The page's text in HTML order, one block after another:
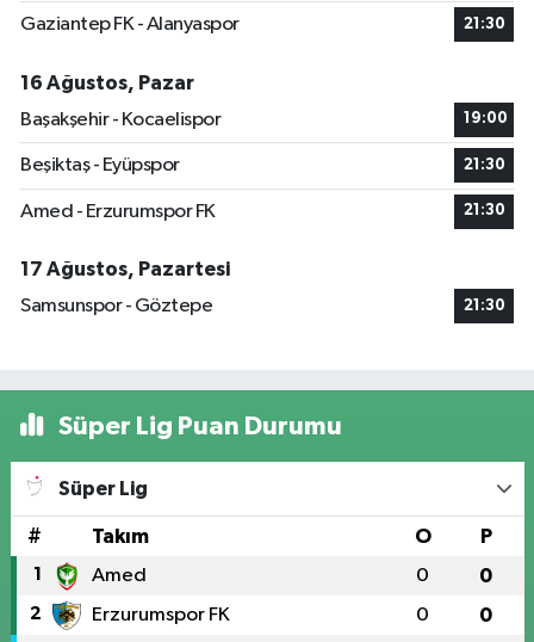
Gaziantep FK - Alanyaspor 21:30
16 Ağustos, Pazar
Başakşehir - Kocaelispor
19:00
Beşiktaş - Eyüpspor 21:30
Amed - Erzurumspor FK 21:30
17 Ağustos, Pazartesi
Samsunspor - Göztepe
21:30
Süper Lig Puan Durumu
Süper Lig
# Takım O P
1 Amed 0 0
2 Erzurumspor FK 0 0